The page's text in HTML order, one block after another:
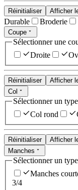
Réinitialiser Afficher
Durable Broderie
Coupe
Sélectionner une
Droite
Réinitialiser
Afficher
Col
Sélectionner un
Col rond
Réinitialiser
Afficher
Manches
Sélectionner un
Manches
3/4